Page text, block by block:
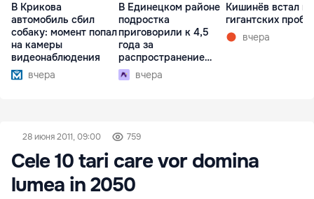
В Крикова
автомобиль сбил
собаку: момент попал
на камеры
видеонаблюдения
вчера
В Единецком районе
подростка
приговорили к 4,5
года за
распространение
наркотиков
вчера
Кишинёв встал в
гигантских
вчера
28 июня 2011, 09:00 759
Cele 10 tari care vor domina
lumea in 2050